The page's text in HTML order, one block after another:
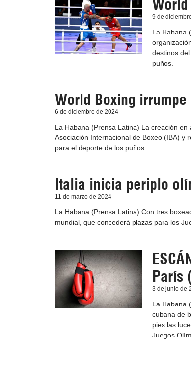
9 de
La Habana
destinos
puños.
World Boxing irrumpe
6 de diciembre de 2024
La Habana (Prensa Latina) La creación
Asociación Internacional de Boxeo (IBA) y
para el deporte de los puños.
Italia inicia periplo
11 de marzo de 2024
La Habana (Prensa Latina) Con tres
mundial, que concederá plazas para los
París
3 de junio de
La Habana
cubana de
pies las
Juegos